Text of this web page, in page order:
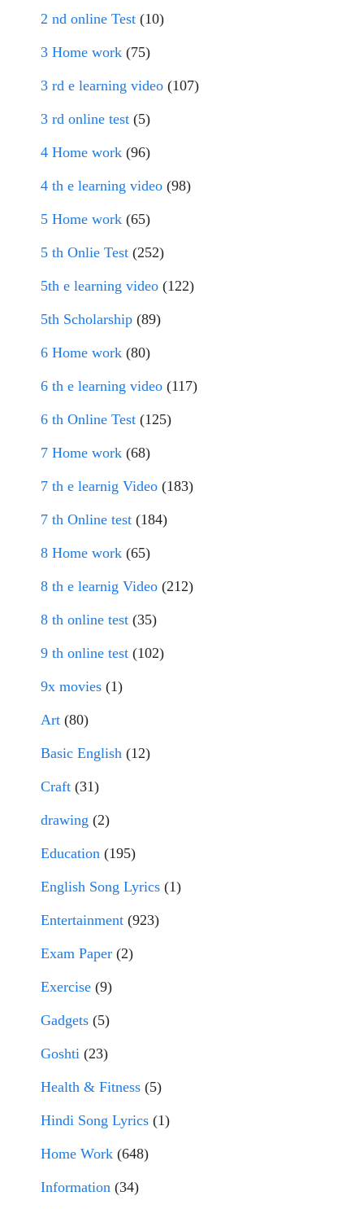
2 nd online Test (10)
3 Home work (75)
3 rd e learning video (107)
3 rd online test (5)
4 Home work (96)
4 th e learning video (98)
5 Home work (65)
5 th Onlie Test (252)
5th e learning video (122)
5th Scholarship (89)
6 Home work (80)
6 th e learning video (117)
6 th Online Test (125)
7 Home work (68)
7 th e learnig Video (183)
7 th Online test (184)
8 Home work (65)
8 th e learnig Video (212)
8 th online test (35)
9 th online test (102)
9x movies (1)
Art (80)
Basic English (12)
Craft (31)
drawing (2)
Education (195)
English Song Lyrics (1)
Entertainment (923)
Exam Paper (2)
Exercise (9)
Gadgets (5)
Goshti (23)
Health & Fitness (5)
Hindi Song Lyrics (1)
Home Work (648)
Information (34)